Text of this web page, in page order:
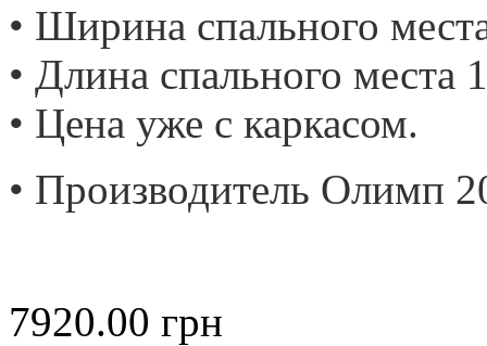
• Ширина спального
• Длина спального места
• Цена уже с каркасом.
• Производитель Олимп
7920.00 грн